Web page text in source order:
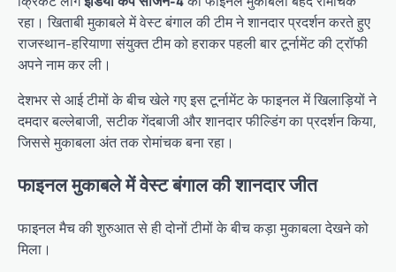
रहा। खिताबी मुकाबले में वेस्ट बंगाल की टीम ने शानदार प्रदर्शन करते हुए
राजस्थान-हरियाणा संयुक्त टीम को हराकर पहली बार टूर्नामेंट की ट्रॉफी
अपने नाम कर ली।
देशभर से आई टीमों के बीच खेले गए इस टूर्नामेंट के फाइनल में खिलाड़ियों ने
दमदार बल्लेबाजी, सटीक गेंदबाजी और शानदार फील्डिंग का प्रदर्शन किया,
जिससे मुकाबला अंत तक रोमांचक बना रहा।
फाइनल मुकाबले में वेस्ट बंगाल की शानदार जीत
फाइनल मैच की शुरुआत से ही दोनों टीमों के बीच कड़ा मुकाबला देखने को
मिला।